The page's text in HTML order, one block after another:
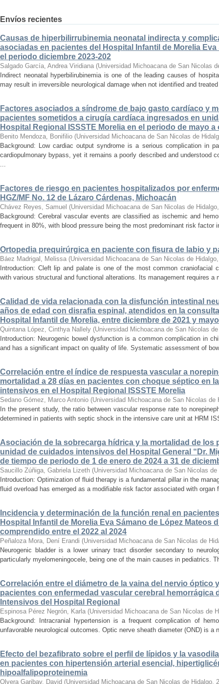
Envíos recientes
Causas de hiperbilirrubinemia neonatal indirecta y
asociadas en pacientes del Hospital Infantil de Morelia
el periodo diciembre 2023-202
Salgado García, Andrea Viridiana (Universidad Michoacana de San Nicolas
Indirect neonatal hyperbilirubinemia is one of the leading causes of
may result in irreversible neurological damage when not identified and
Factores asociados a síndrome de bajo gasto cardíaco y
pacientes sometidos a cirugía cardíaca ingresados en
Hospital Regional ISSSTE Morelia en el periodo de mayo a
Benito Mendoza, Bonifilio (Universidad Michoacana de San Nicolas de
Background: Low cardiac output syndrome is a serious complication in
cardiopulmonary bypass, yet it remains a poorly described and understood
...
Factores de riesgo en pacientes hospitalizados por
HGZ/MF No. 12 de Lázaro Cárdenas, Michoacán
Chávez Reyes, Samuel (Universidad Michoacana de San Nicolas de Hidalgo
Background: Cerebral vascular events are classified as ischemic and
frequent in 80%, with blood pressure being the most predominant risk factor
Ortopedia prequirúrgica en paciente con fisura de labio y
Báez Madrigal, Melissa (Universidad Michoacana de San Nicolas de Hidalgo
Introduction: Cleft lip and palate is one of the most common craniofacial
with various structural and functional alterations. Its management requires a
Calidad de vida relacionada con la disfunción intestinal
años de edad con disrafia espinal, atendidos en la
Hospital Infantil de Morelia, entre diciembre de 2021 y
Quintana López, Cinthya Nallely (Universidad Michoacana de San Nicolas
Introduction: Neurogenic bowel dysfunction is a common complication in
and has a significant impact on quality of life. Systematic assessment of
Correlación entre el índice de respuesta vascular a
mortalidad a 28 días en pacientes con choque séptico en
intensivos en el Hospital Regional ISSSTE Morelia
Sedano Gómez, Marco Antonio (Universidad Michoacana de San Nicolas de
In the present study, the ratio between vascular response rate to
determined in patients with septic shock in the intensive care unit at HRM
Asociación de la sobrecarga hídrica y la mortalidad de los
unidad de cuidados intensivos del Hospital General “Dr.
de tiempo de periodo de 1 de enero de 2024 a 31 de
Saucillo Zúñiga, Gabriela Lizeth (Universidad Michoacana de San Nicolas de
Introduction: Optimization of fluid therapy is a fundamental pillar in the
fluid overload has emerged as a modifiable risk factor associated with organ
Incidencia y determinación de la función renal en
Hospital Infantil de Morelia Eva Sámano de López Mateos
comprendido entre el 2022 al 2024
Peñaloza Mora, Dení Erandi (Universidad Michoacana de San Nicolas de
Neurogenic bladder is a lower urinary tract disorder secondary to
particularly myelomeningocele, being one of the main causes in pediatrics.
Correlación entre el diámetro de la vaina del nervio óptico
pacientes con enfermedad vascular cerebral hemorrágica
Intensivos del Hospital Regional
Espinosa Pérez Negrón, Karla (Universidad Michoacana de San Nicolas de
Background: Intracranial hypertension is a frequent complication of
unfavorable neurological outcomes. Optic nerve sheath diameter (OND) is a
Efecto del bezafibrato sobre el perfil de lípidos y la
en pacientes con hipertensión arterial esencial,
hipoalfalipoproteinemia
Olvera Garibay, David (Universidad Michoacana de San Nicolas de Hidalgo,